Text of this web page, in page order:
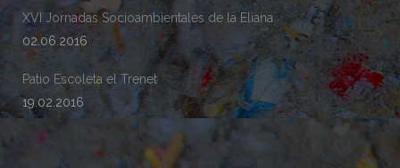
XVI Jornadas Socioambientales de la Eliana
02.06.2016
Patio Escoleta el Trenet
19.02.2016